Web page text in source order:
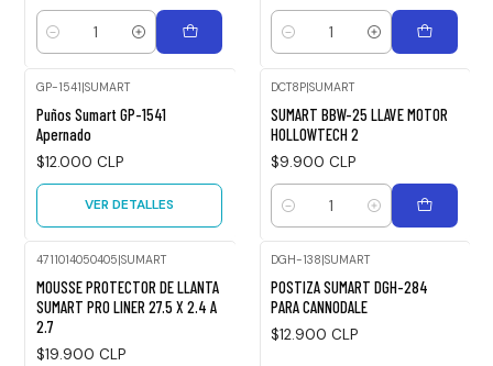
Cantidad Cantidad
GP-1541|SUMART
Puños Sumart GP-1541
Apernado
$12.000 CLP
VER DETALLES
DCT8P|SUMART
SUMART BBW-25 LLAVE MOTOR
HOLLOWTECH 2
$9.900 CLP
Cantidad
4711014050405 SUMART
MOUSSE PROTECTOR DE LLANTA
SUMART PRO LINER 27.5 X 2.4 A
2.7
$19.900 CLP
DGH-138 SUMART
POSTIZA SUMART DGH-284
PARA CANNODALE
$12.900 CLP